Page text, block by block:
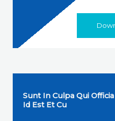
Sunt In Culpa Qui
Id Est Et Cu